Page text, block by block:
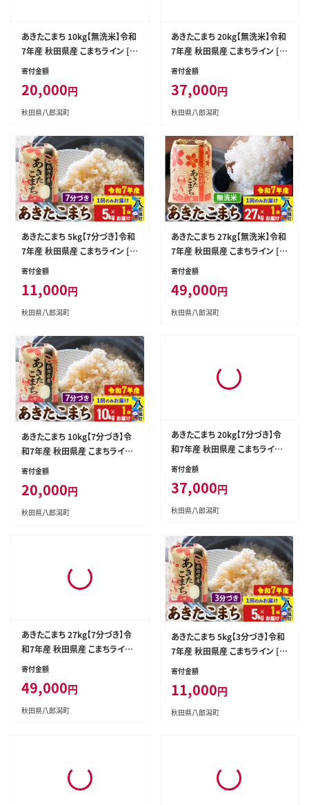
あきたこまち 10kg【無洗米】令和
7年産 秋田県産 こまちライン [こ
まちライン あきたこまち ブランド
米 お米 白米 精米 無洗米 米どこ
ろ 秋田 秋田県産]
寄付金額
20,000円
秋田県八郎潟町
あきたこまち 20kg【無洗米】令和
7年産 秋田県産 こまちライン [こ
まちライン あきたこまち ブランド
米 お米 白米 精米 無洗米 米どこ
ろ 秋田 秋田県産]
寄付金額
37,000円
秋田県八郎潟町
あきたこまち 5kg【7分づき】令和
7年産 秋田県産 こまちライン [こ
まちライン あきたこまち ブランド
米 お米 7分搗き 7分づき 米どこ
ろ 秋田 秋田県産]
寄付金額
11,000円
秋田県八郎潟町
あきたこまち 27kg【無洗米】令和
7年産 秋田県産 こまちライン [こ
まちライン あきたこまち ブランド
米 お米 白米 精米 無洗米 米どこ
ろ 秋田 秋田県産]
寄付金額
49,000円
秋田県八郎潟町
あきたこまち 10kg【7分づき】令
和7年産 秋田県産 こまちライン
[こまちライン あきたこまち ブラ
ンド米 お米 7分搗き 7分づき 米
どころ 秋田 秋田県産]
寄付金額
20,000円
秋田県八郎潟町
あきたこまち 20kg【7分づき】令
和7年産 秋田県産 こまちライン
[こまちライン あきたこまち ブラ
ンド米 お米 7分搗き 7分づき 米
どころ 秋田 秋田県産]
寄付金額
37,000円
秋田県八郎潟町
あきたこまち 27kg【7分づき】令
和7年産 秋田県産 こまちライン
[こまちライン あきたこまち ブラ
ンド米 お米 7分搗き 7分づき 米
どころ 秋田 秋田県産]
寄付金額
49,000円
秋田県八郎潟町
あきたこまち 5kg【3分づき】令和
7年産 秋田県産 こまちライン [こ
まちライン あきたこまち ブランド
米 お米 3分搗き 3分づき 米どこ
ろ 秋田 秋田県産]
寄付金額
11,000円
秋田県八郎潟町